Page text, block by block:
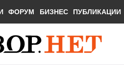
ФОРУМ БИЗНЕС ПУБЛИКАЦИИ